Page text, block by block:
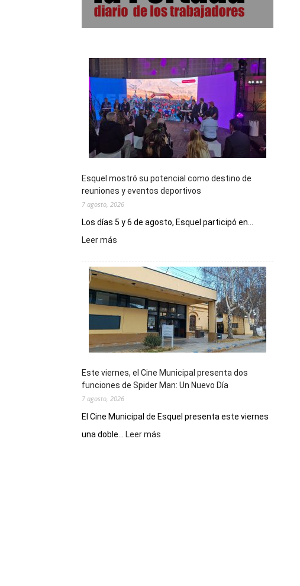
Esquel mostró su potencial como destino de
reuniones y eventos deportivos
7 agosto, 2026
Los días 5 y 6 de agosto, Esquel participó en...
Leer más
su
potencial
como
destino
de
reuniones
y
deportivos
Este viernes, el Cine Municipal presenta dos
funciones de Spider Man: Un Nuevo Día
7 agosto, 2026
El Cine Municipal de Esquel presenta este viernes
una doble...
Leer más